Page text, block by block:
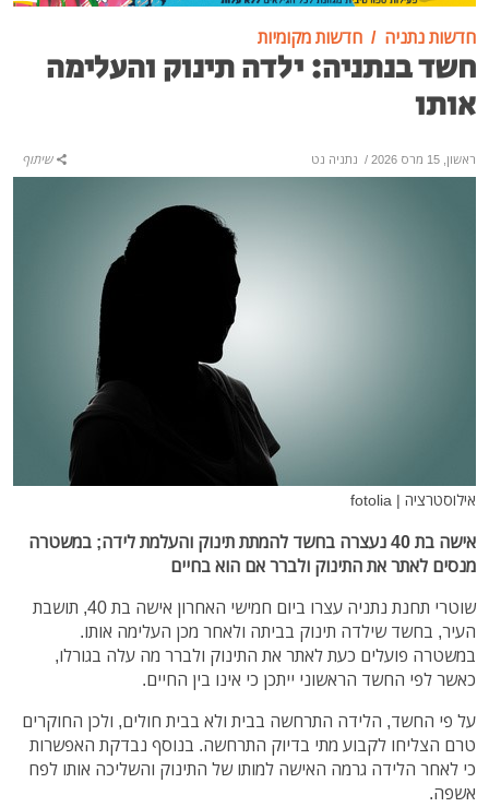
חדשות נתניה חדשות מקומיות
חשד בנתניה: ילדה תינוק והעלימה
אותו
ראשון, 15 מרס 2026 / נתניה נט שיתוף
אילוסטרציה | fotolia
אישה בת 40 נעצרה בחשד להמתת תינוק והעלמת לידה; במשטרה
מנסים לאתר את התינוק ולברר אם הוא בחיים
שוטרי תחנת נתניה עצרו ביום חמישי האחרון אישה בת 40, תושבת
העיר, בחשד שילדה תינוק בביתה ולאחר מכן העלימה אותו.
במשטרה פועלים כעת לאתר את התינוק ולברר מה עלה בגורלו,
כאשר לפי החשד הראשוני ייתכן כי אינו בין החיים.
על פי החשד, הלידה התרחשה בבית ולא בבית חולים, ולכן החוקרים
טרם הצליחו לקבוע מתי בדיוק התרחשה. בנוסף נבדקת האפשרות
כי לאחר הלידה גרמה האישה למותו של התינוק והשליכה אותו לפח
אשפה.